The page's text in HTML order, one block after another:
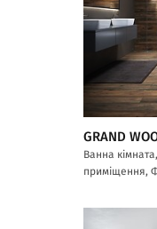
GRAND
Ванна
приміщення,